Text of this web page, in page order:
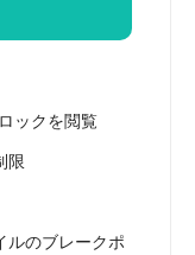
ックを閲覧
限
ルのブレークポ